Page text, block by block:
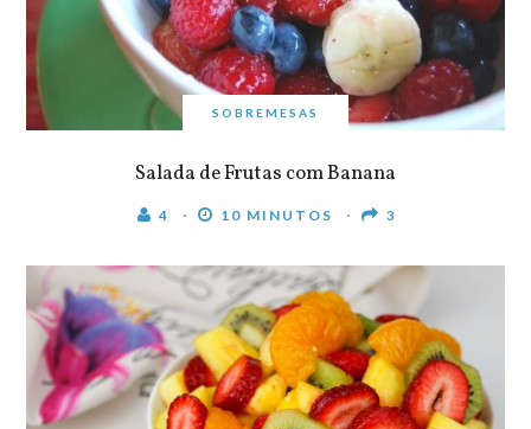
SOBREMESAS
Salada de Frutas com Banana
4 10 MINUTOS 3